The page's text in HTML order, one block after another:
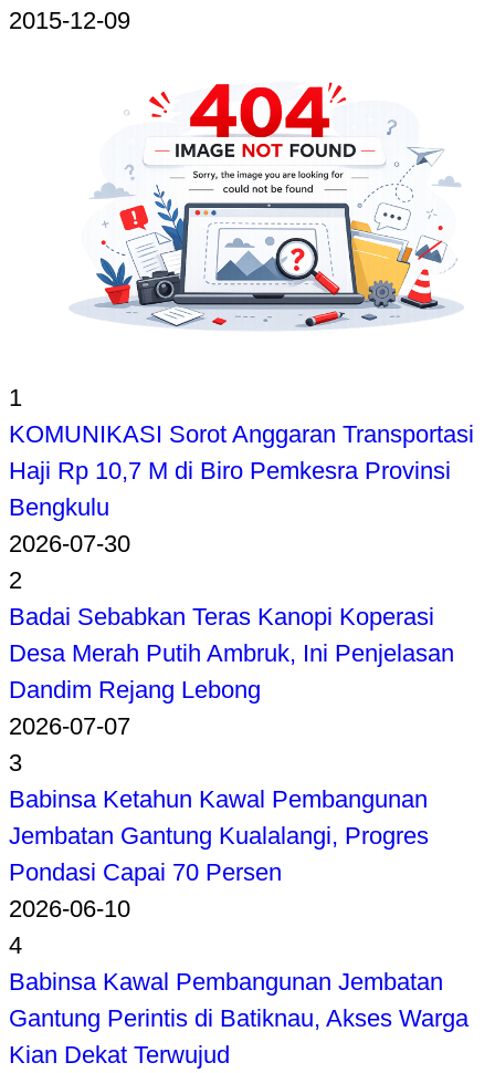
2015-12-09
1
KOMUNIKASI Sorot Anggaran Transportasi
Haji Rp 10,7 M di Biro Pemkesra Provinsi
Bengkulu
2026-07-30
2
Badai Sebabkan Teras Kanopi Koperasi
Desa Merah Putih Ambruk, Ini Penjelasan
Dandim Rejang Lebong
2026-07-07
3
Babinsa Ketahun Kawal Pembangunan
Jembatan Gantung Kualalangi, Progres
Pondasi Capai 70 Persen
2026-06-10
4
Babinsa Kawal Pembangunan Jembatan
Gantung Perintis di Batiknau, Akses Warga
Kian Dekat Terwujud